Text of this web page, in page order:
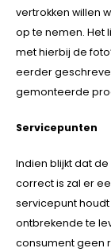
vertrokken willen
op te nemen. Het
met hierbij de
eerder
gemonteerde
Servicepunten
Indien blijkt dat
correct is zal er
servicepunt houdt
ontbrekende te
consument geen